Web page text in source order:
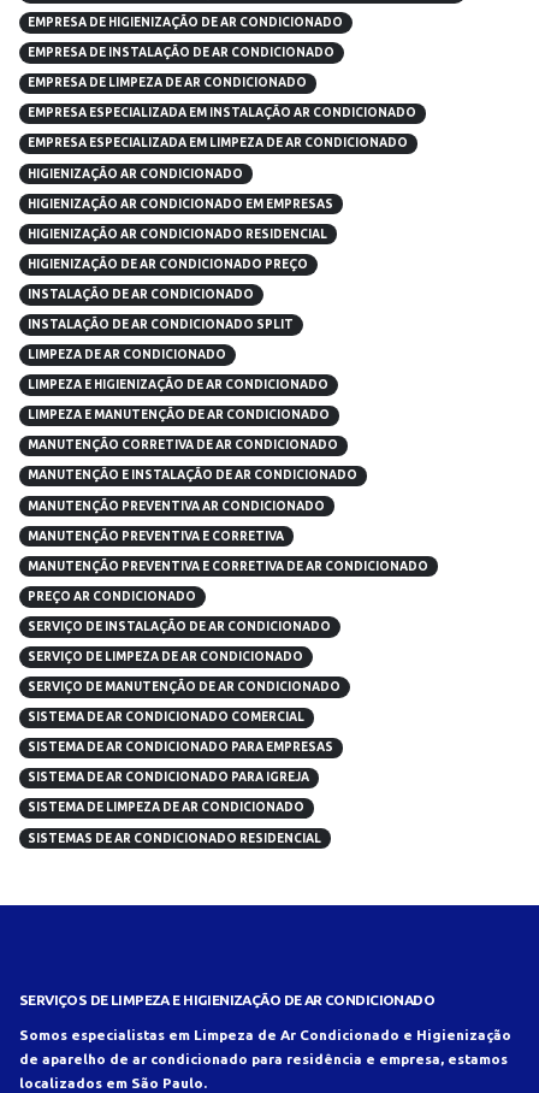
EMPRESA DE HIGIENIZAÇÃO DE AR CONDICIONADO
EMPRESA DE INSTALAÇÃO DE AR CONDICIONADO
EMPRESA DE LIMPEZA DE AR CONDICIONADO
EMPRESA ESPECIALIZADA EM INSTALAÇÃO AR CONDICIONADO
EMPRESA ESPECIALIZADA EM LIMPEZA DE AR CONDICIONADO
HIGIENIZAÇÃO AR CONDICIONADO
HIGIENIZAÇÃO AR CONDICIONADO EM EMPRESAS
HIGIENIZAÇÃO AR CONDICIONADO RESIDENCIAL
HIGIENIZAÇÃO DE AR CONDICIONADO PREÇO
INSTALAÇÃO DE AR CONDICIONADO
INSTALAÇÃO DE AR CONDICIONADO SPLIT
LIMPEZA DE AR CONDICIONADO
LIMPEZA E HIGIENIZAÇÃO DE AR CONDICIONADO
LIMPEZA E MANUTENÇÃO DE AR CONDICIONADO
MANUTENÇÃO CORRETIVA DE AR CONDICIONADO
MANUTENÇÃO E INSTALAÇÃO DE AR CONDICIONADO
MANUTENÇÃO PREVENTIVA AR CONDICIONADO
MANUTENÇÃO PREVENTIVA E CORRETIVA
MANUTENÇÃO PREVENTIVA E CORRETIVA DE AR CONDICIONADO
PREÇO AR CONDICIONADO
SERVIÇO DE INSTALAÇÃO DE AR CONDICIONADO
SERVIÇO DE LIMPEZA DE AR CONDICIONADO
SERVIÇO DE MANUTENÇÃO DE AR CONDICIONADO
SISTEMA DE AR CONDICIONADO COMERCIAL
SISTEMA DE AR CONDICIONADO PARA EMPRESAS
SISTEMA DE AR CONDICIONADO PARA IGREJA
SISTEMA DE LIMPEZA DE AR CONDICIONADO
SISTEMAS DE AR CONDICIONADO RESIDENCIAL
SERVIÇOS DE LIMPEZA E HIGIENIZAÇÃO DE AR CONDICIONADO
Somos especialistas em Limpeza de Ar Condicionado e Higienização
de aparelho de ar condicionado para residência e empresa, estamos
localizados em São Paulo.